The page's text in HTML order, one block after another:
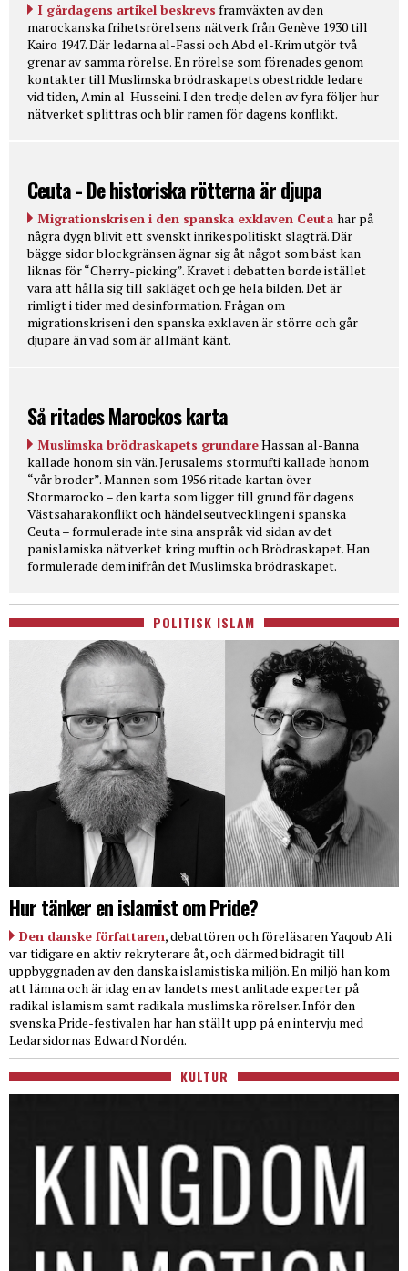
I gårdagens artikel beskrevs framväxten av den
marockanska frihetsrörelsens nätverk från Genève 1930 till
Kairo 1947. Där ledarna al-Fassi och Abd el-Krim utgör två
grenar av samma rörelse. En rörelse som förenades genom
kontakter till Muslimska brödraskapets obestridde ledare
vid tiden, Amin al-Husseini. I den tredje delen av fyra följer hur
nätverket splittras och blir ramen för dagens konflikt.
Ceuta - De historiska rötterna är djupa
Migrationskrisen i den spanska exklaven Ceuta har på
några dygn blivit ett svenskt inrikespolitiskt slagträ. Där
bägge sidor blockgränsen ägnar sig åt något som bäst kan
liknas för “Cherry-picking”. Kravet i debatten borde istället
vara att hålla sig till sakläget och ge hela bilden. Det är
rimligt i tider med desinformation. Frågan om
migrationskrisen i den spanska exklaven är större och går
djupare än vad som är allmänt känt.
Så ritades Marockos karta
Muslimska brödraskapets grundareHassan al-Banna
kallade honom sin vän. Jerusalems stormufti kallade honom
“vår broder”. Mannen som 1956 ritade kartan över
Stormarocko – den karta som ligger till grund för dagens
Västsaharakonflikt och händelseutvecklingen i spanska
Ceuta – formulerade inte sina anspråk vid sidan av det
panislamiska nätverket kring muftin och Brödraskapet. Han
formulerade dem inifrån det Muslimska brödraskapet.
POLITISK ISLAM
Hur tänker en islamist om Pride?
Den danske författaren, debattören och föreläsaren Yaqoub Ali
var tidigare en aktiv rekryterare åt, och därmed bidragit till
uppbyggnaden av den danska islamistiska miljön. En miljö han kom
att lämna och är idag en av landets mest anlitade experter på
radikal islamism samt radikala muslimska rörelser. Inför den
svenska Pride-festivalen har han ställt upp på en intervju med
Ledarsidornas Edward Nordén.
KULTUR